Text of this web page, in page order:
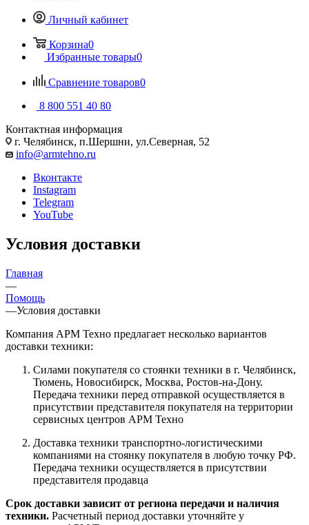
Личный кабинет
Корзина0
Избранные товары0
Сравнение товаров0
8 800 551 40 80
Контактная информация
г. Челябинск, п.Шершни, ул.Северная, 52
info@armtehno.ru
Вконтакте
Instagram
Telegram
YouTube
Условия доставки
Главная
—
Помощь
—Условия доставки
Компания АРМ Техно предлагает несколько вариантов
доставки техники:
Силами покупателя со стоянки техники в г. Челябинск,
Тюмень, Новосибирск, Москва, Ростов-на-Дону.
Передача техники перед отправкой осуществляется в
присутствии представителя покупателя на территории
сервисных центров АРМ Техно
Доставка техники транспортно-логистическими
компаниями на стоянку покупателя в любую точку РФ.
Передача техники осуществляется в присутствии
представителя продавца
Срок доставки зависит от региона передачи и наличия
техники. Расчетный период доставки уточняйте у